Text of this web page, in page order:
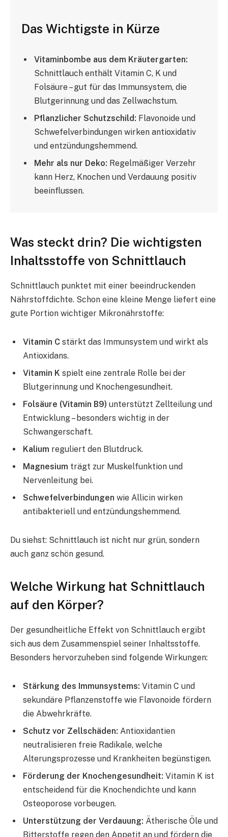
Das Wichtigste in Kürze
Vitaminbombe aus dem Kräutergarten:
Schnittlauch enthält Vitamin C, K und
Folsäure – gut für das Immunsystem, die
Blutgerinnung und das Zellwachstum.
Pflanzlicher Schutzschild: Flavonoide und
Schwefelverbindungen wirken antioxidativ
und entzündungshemmend.
Mehr als nur Deko: Regelmäßiger Verzehr
kann Herz, Knochen und Verdauung positiv
beeinflussen.
Was steckt drin? Die wichtigsten
Inhaltsstoffe von Schnittlauch
Schnittlauch punktet mit einer beeindruckenden
Nährstoffdichte. Schon eine kleine Menge liefert eine
gute Portion wichtiger Mikronährstoffe:
Vitamin C stärkt das Immunsystem und wirkt als
Antioxidans.
Vitamin K spielt eine zentrale Rolle bei der
Blutgerinnung und Knochengesundheit.
Folsäure (Vitamin B9) unterstützt Zellteilung und
Entwicklung – besonders wichtig in der
Schwangerschaft.
Kalium reguliert den Blutdruck.
Magnesium trägt zur Muskelfunktion und
Nervenleitung bei.
Schwefelverbindungen wie Allicin wirken
antibakteriell und entzündungshemmend.
Du siehst: Schnittlauch ist nicht nur grün, sondern
auch ganz schön gesund.
Welche Wirkung hat Schnittlauch
auf den Körper?
Der gesundheitliche Effekt von Schnittlauch ergibt
sich aus dem Zusammenspiel seiner Inhaltsstoffe.
Besonders hervorzuheben sind folgende Wirkungen:
Stärkung des Immunsystems: Vitamin C und
sekundäre Pflanzenstoffe wie Flavonoide fördern
die Abwehrkräfte.
Schutz vor Zellschäden: Antioxidantien
neutralisieren freie Radikale, welche
Alterungsprozesse und Krankheiten begünstigen.
Förderung der Knochengesundheit: Vitamin K ist
entscheidend für die Knochendichte und kann
Osteoporose vorbeugen.
Unterstützung der Verdauung: Ätherische Öle und
Bitterstoffe regen den Appetit an und fördern die